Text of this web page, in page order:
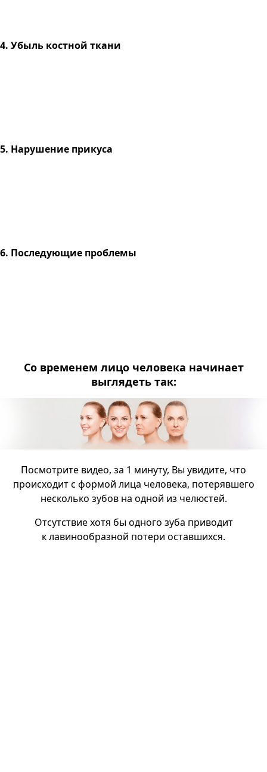
4. Убыль костной ткани
5. Нарушение прикуса
6. Последующие проблемы
Со временем лицо человека начинает
выглядеть так:
Посмотрите видео, за 1 минуту, Вы увидите, что
происходит с формой лица человека, потерявшего
несколько зубов на одной из челюстей.
Отсутствие хотя бы одного зуба приводит
к лавинообразной потери оставшихся.